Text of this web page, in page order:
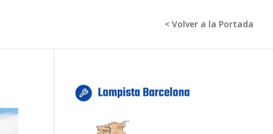
< Volver a la Portada